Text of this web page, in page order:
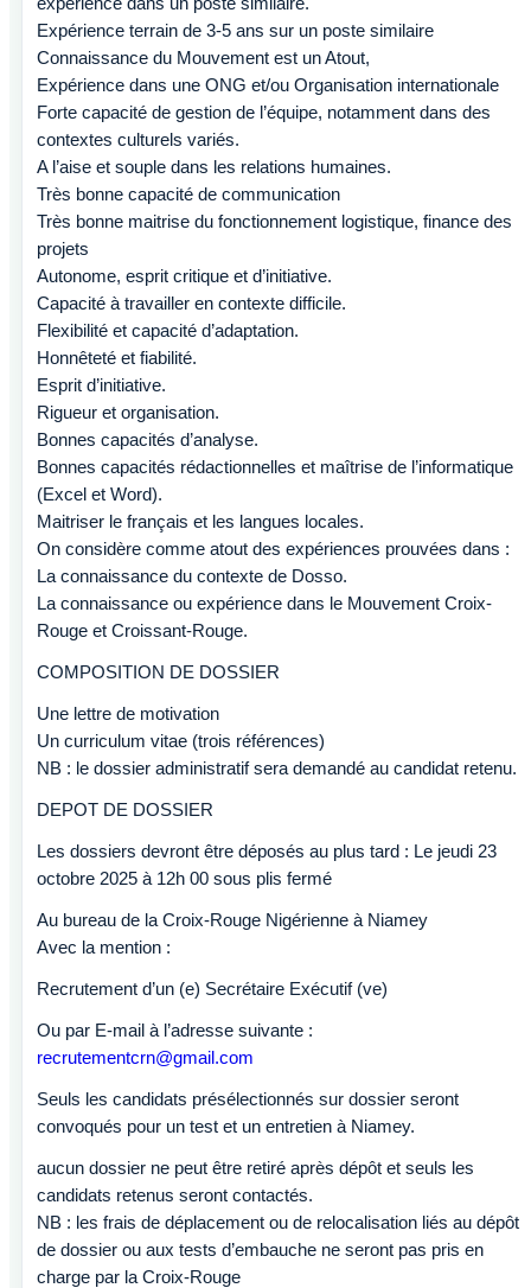
Expérience terrain de 3-5 ans sur un poste similaire
Connaissance du Mouvement est un Atout,
Expérience dans une ONG et/ou Organisation internationale
Forte capacité de gestion de l’équipe, notamment dans des
contextes culturels variés.
A l’aise et souple dans les relations humaines.
Très bonne capacité de communication
Très bonne maitrise du fonctionnement logistique, finance des
projets
Autonome, esprit critique et d’initiative.
Capacité à travailler en contexte difficile.
Flexibilité et capacité d’adaptation.
Honnêteté et fiabilité.
Esprit d’initiative.
Rigueur et organisation.
Bonnes capacités d’analyse.
Bonnes capacités rédactionnelles et maîtrise de l’informatique
(Excel et Word).
Maitriser le français et les langues locales.
On considère comme atout des expériences prouvées dans :
La connaissance du contexte de Dosso.
La connaissance ou expérience dans le Mouvement Croix-
Rouge et Croissant-Rouge.
COMPOSITION DE DOSSIER
Une lettre de motivation
Un curriculum vitae (trois références)
NB : le dossier administratif sera demandé au candidat retenu.
DEPOT DE DOSSIER
Les dossiers devront être déposés au plus tard : Le jeudi 23
octobre 2025 à 12h 00 sous plis fermé
Au bureau de la Croix-Rouge Nigérienne à Niamey
Avec la mention :
Recrutement d’un (e) Secrétaire Exécutif (ve)
Ou par E-mail à l’adresse suivante :
recrutementcrn@gmail.com
Seuls les candidats présélectionnés sur dossier seront
convoqués pour un test et un entretien à Niamey.
aucun dossier ne peut être retiré après dépôt et seuls les
candidats retenus seront contactés.
NB : les frais de déplacement ou de relocalisation liés au dépôt
de dossier ou aux tests d’embauche ne seront pas pris en
charge par la Croix-Rouge